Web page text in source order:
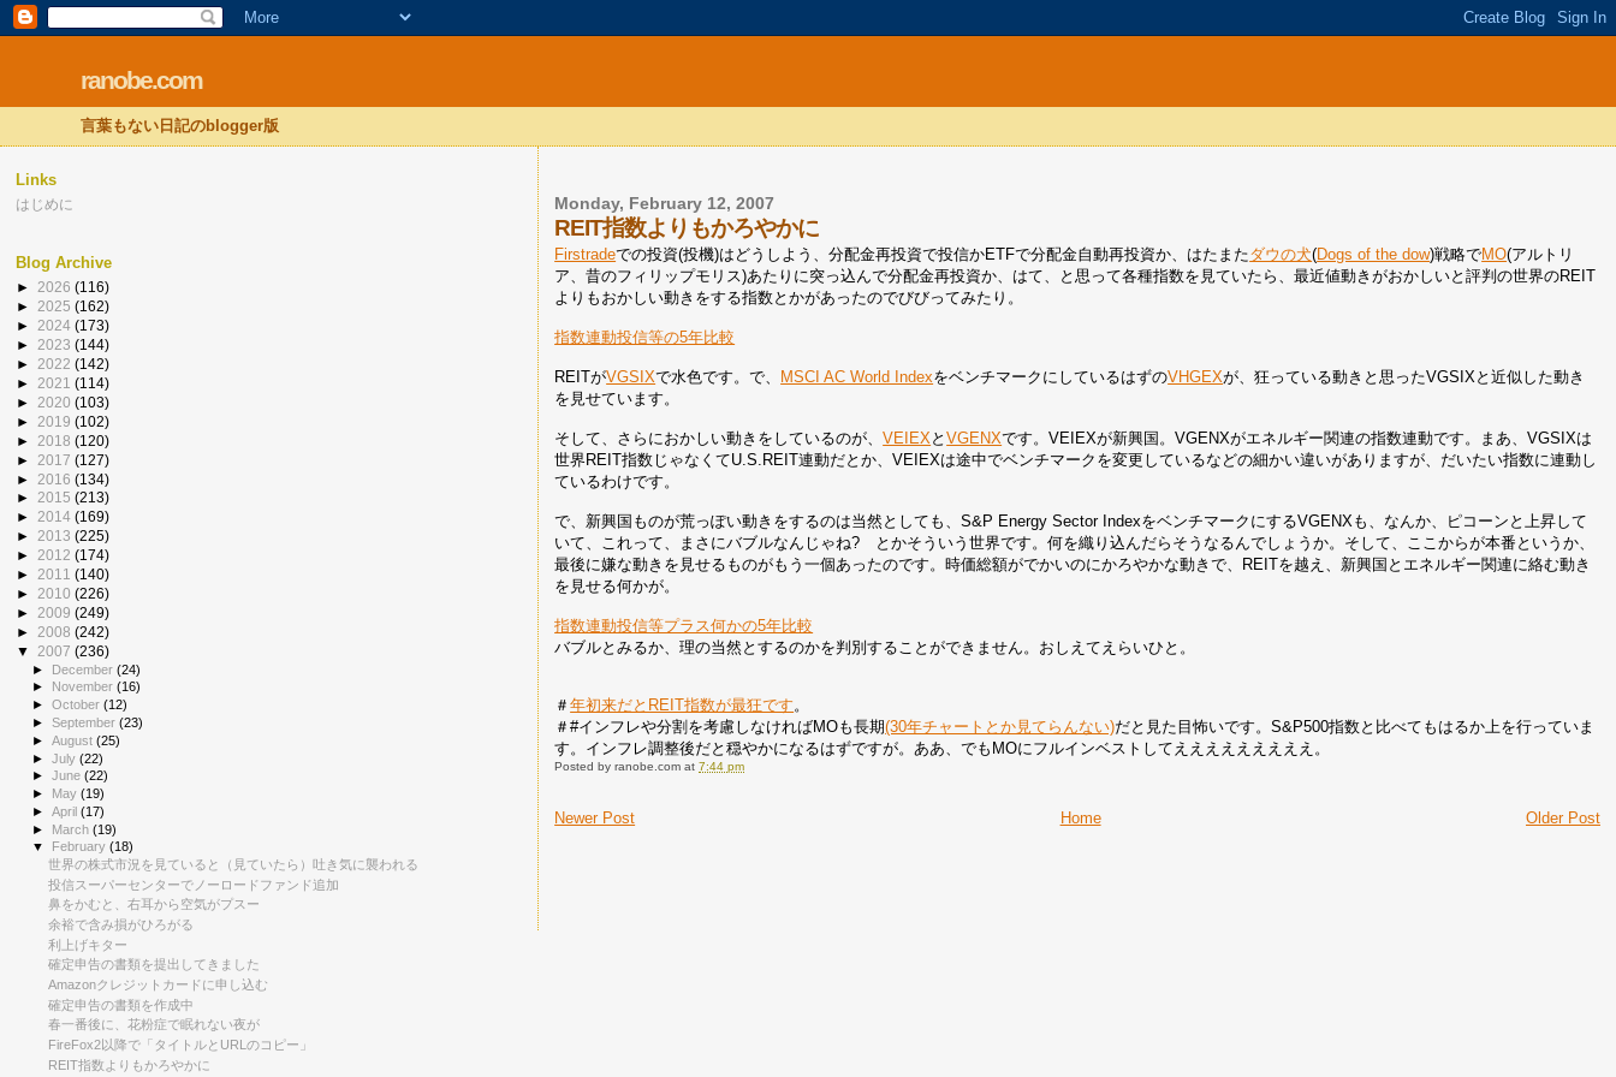
ranobe.com
言葉もない日記のblogger版
Monday, February 12, 2007
REIT指数よりもかろやかに
Firstradeでの投資(投機)はどうしよう、分配金再投資で投信かETFで分配金自動再投資か、はたまたダウの犬(Dogs of the dow)戦略でMO(アルトリ
ア、昔のフィリップモリス)あたりに突っ込んで分配金再投資か、はて、と思って各種指数を見ていたら、最近値動きがおかしいと評判の世界のREIT
よりもおかしい動きをする指数とかがあったのでびびってみたり。
指数連動投信等の5年比較
REITがVGSIXで水色です。で、 MSCI AC World IndexをベンチマークにしているはずのVHGEXが、狂っている動きと思ったVGSIXと近似した動き
を見せています。
そして、さらにおかしい動きをしているのが、VEIEXとVGENXです。VEIEXが新興国。VGENXがエネルギー関連の指数連動です。まあ、VGSIXは
世界REIT指数じゃなくてU.S.REIT連動だとか、VEIEXは途中でベンチマークを変更しているなどの細かい違いがありますが、だいたい指数に連動し
ているわけです。
で、新興国ものが荒っぽい動きをするのは当然としても、S&P Energy Sector IndexをベンチマークにするVGENXも、なんか、ピコーンと上昇して
いて、これって、まさにバブルなんじゃね? とかそういう世界です。何を織り込んだらそうなるんでしょうか。そして、ここからが本番というか、
最後に嫌な動きを見せるものがもう一個あったのです。時価総額がでかいのにかろやかな動きで、REITを越え、新興国とエネルギー関連に絡む動き
を見せる何かが。
指数連動投信等プラス何かの5年比較
バブルとみるか、理の当然とするのかを判別することができません。おしえてえらいひと。
＃年初来だとREIT指数が最狂です。
＃#インフレや分割を考慮しなければMOも長期(30年チャートとか見てらんない)だと見た目怖いです。S&P500指数と比べてもはるか上を行っていま
す。インフレ調整後だと穏やかになるはずですが。ああ、でもMOにフルインベストしてえええええええええ。
Posted byranobe.com at7:44 pm
Newer Post Older Post
Home
Links
はじめに
Blog Archive
► 2026 (116)
► 2025 (162)
► 2024 (173)
► 2023 (144)
► 2022 (142)
► 2021 (114)
► 2020 (103)
► 2019 (102)
► 2018 (120)
► 2017 (127)
► 2016 (134)
► 2015 (213)
► 2014 (169)
► 2013 (225)
► 2012 (174)
► 2011 (140)
► 2010 (226)
► 2009 (249)
► 2008 (242)
▼ 2007 (236)
► December(24)
►
November(16)
►October(12)
►September(23)
►August(25)
►July(22)
►June(22)
► May(19)
►April(17)
► March(19)
▼
February(18)
世界の株式市況を見ていると（見ていたら）吐き気に襲われる
投信スーパーセンターでノーロードファンド追加
鼻をかむと、右耳から空気がプスー
余裕で含み損がひろがる
利上げキター
確定申告の書類を提出してきました
Amazonクレジットカードに申し込む
確定申告の書類を作成中
春一番後に、花粉症で眠れない夜が
FireFox2以降で「タイトルとURLのコピー」
REIT指数よりもかろやかに